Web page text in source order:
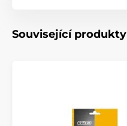
Související produkty